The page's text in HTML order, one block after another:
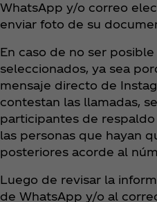
WhatsApp y/o correo
enviar foto de su
En caso de no ser
seleccionados, ya sea
mensaje directo de
contestan las llamadas,
participantes de
las personas que hayan
posteriores acorde al
Luego de revisar la
de WhatsApp y/o al